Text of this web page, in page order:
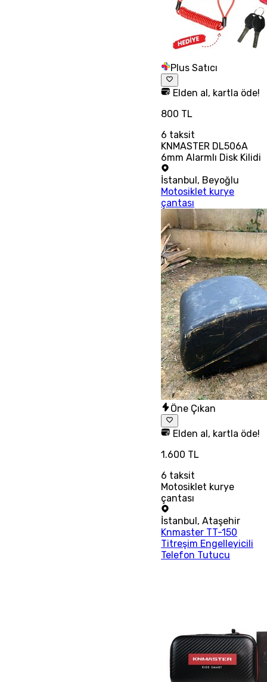
Plus Satıcı
Elden al, kartla öde!
800 TL
6 taksit
KNMASTER DL506A
6mm Alarmlı Disk Kilidi
İstanbul, Beyoğlu
Motosiklet kurye
çantası
Öne Çıkan
Elden al, kartla öde!
1.600 TL
6 taksit
Motosiklet kurye
çantası
İstanbul ,Ataşehir
Knmaster TT-150
Titreşim Engelleyicili
Telefon Tutucu